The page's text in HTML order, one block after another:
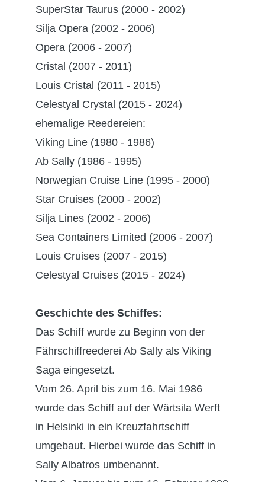
SuperStar Taurus (2000 - 2002)
Silja Opera (2002 - 2006)
Opera (2006 - 2007)
Cristal (2007 - 2011)
Louis Cristal (2011 - 2015)
Celestyal Crystal (2015 - 2024)
ehemalige Reedereien:
Viking Line (1980 - 1986)
Ab Sally (1986 - 1995)
Norwegian Cruise Line (1995 - 2000)
Star Cruises (2000 - 2002)
Silja Lines (2002 - 2006)
Sea Containers Limited (2006 - 2007)
Louis Cruises (2007 - 2015)
Celestyal Cruises (2015 - 2024)
Geschichte des Schiffes:
Das Schiff wurde zu Beginn von der
Fährschiffreederei Ab Sally als Viking
Saga eingesetzt.
Vom 26. April bis zum 16. Mai 1986
wurde das Schiff auf der Wärtsila Werft
in Helsinki in ein Kreuzfahrtschiff
umgebaut. Hierbei wurde das Schiff in
Sally Albatros umbenannt.